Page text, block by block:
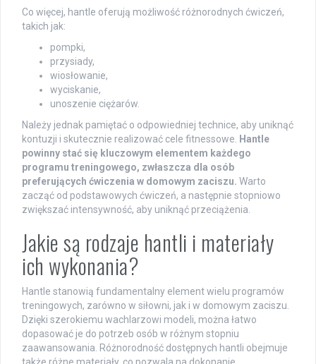
Co więcej, hantle oferują możliwość różnorodnych ćwiczeń,
takich jak:
pompki,
przysiady,
wiosłowanie,
wyciskanie,
unoszenie ciężarów.
Należy jednak pamiętać o odpowiedniej technice, aby uniknąć
kontuzji i skutecznie realizować cele fitnessowe. Hantle
powinny stać się kluczowym elementem każdego
programu treningowego, zwłaszcza dla osób
preferujących ćwiczenia w domowym zaciszu. Warto
zacząć od podstawowych ćwiczeń, a następnie stopniowo
zwiększać intensywność, aby uniknąć przeciążenia.
Jakie są rodzaje hantli i materiały
ich wykonania?
Hantle stanowią fundamentalny element wielu programów
treningowych, zarówno w siłowni, jak i w domowym zaciszu.
Dzięki szerokiemu wachlarzowi modeli, można łatwo
dopasować je do potrzeb osób w różnym stopniu
zaawansowania. Różnorodność dostępnych hantli obejmuje
także różne materiały, co pozwala na dokonanie